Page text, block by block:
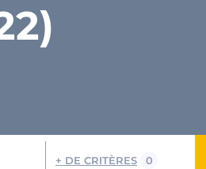
+ DE CRITÈRES 0